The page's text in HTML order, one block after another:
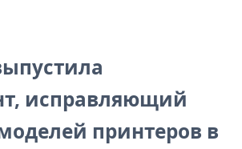
исправляющий
принтеров в